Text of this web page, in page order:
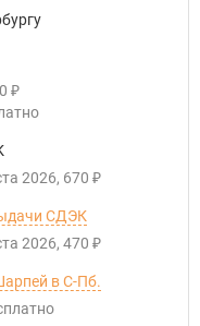
₽
2026 670 ₽
СДЭК
2026 470 ₽
в С-Пб.